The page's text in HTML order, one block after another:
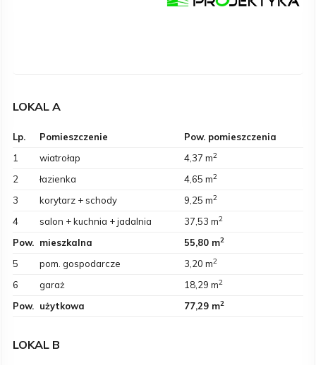
LOKAL A
Lp. Pomieszczenie
Pow. pomieszczenia
1
wiatrołap 4,37 m2
2 łazienka 4,65 m2
3 korytarz + schody 9,25 m2
4 salon + kuchnia + jadalnia 37,53 m2
Pow. mieszkalna 55,80 m2
5 pom. gospodarcze 3,20 m2
6 garaż 18,29 m2
Pow. użytkowa 77,29 m2
LOKAL B